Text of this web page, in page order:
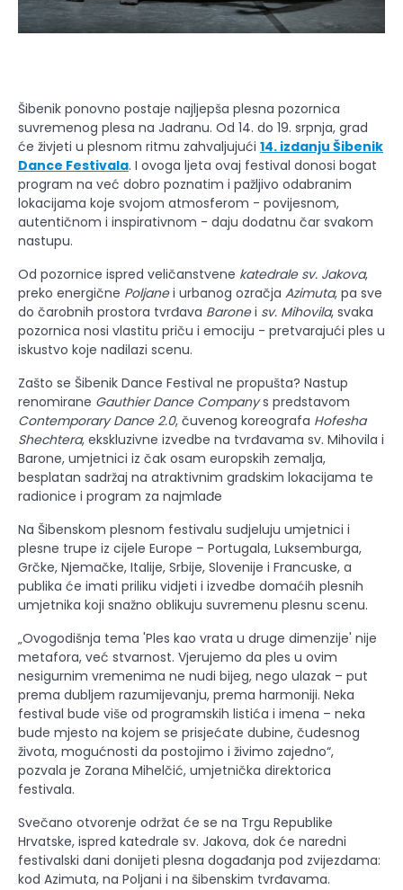
Šibenik ponovno postaje najljepša plesna pozornica
suvremenog plesa na Jadranu. Od 14. do 19. srpnja, grad
će živjeti u plesnom ritmu zahvaljujući 14. izdanju Šibenik
Dance Festivala. I ovoga ljeta ovaj festival donosi bogat
program na već dobro poznatim i pažljivo odabranim
lokacijama koje svojom atmosferom - povijesnom,
autentičnom i inspirativnom - daju dodatnu čar svakom
nastupu.
Od pozornice ispred veličanstvene katedrale sv. Jakova,
preko energične Poljanei urbanog ozračja Azimuta, pa sve
do čarobnih prostora tvrđava Baronei sv. Mihovila, svaka
pozornica nosi vlastitu priču i emociju - pretvarajući ples u
iskustvo koje nadilazi scenu.
Zašto se Šibenik Dance Festival ne propušta? Nastup
renomirane Gauthier Dance Companys predstavom
Contemporary Dance 2.0, čuvenog koreografa Hofesha
Shechtera, ekskluzivne izvedbe na tvrđavama sv. Mihovila i
Barone, umjetnici iz čak osam europskih zemalja,
besplatan sadržaj na atraktivnim gradskim lokacijama te
radionice i program za najmlađe
Na Šibenskom plesnom festivalu sudjeluju umjetnici i
plesne trupe iz cijele Europe – Portugala, Luksemburga,
Grčke, Njemačke, Italije, Srbije, Slovenije i Francuske, a
publika će imati priliku vidjeti i izvedbe domaćih plesnih
umjetnika koji snažno oblikuju suvremenu plesnu scenu.
„Ovogodišnja tema 'Ples kao vrata u druge dimenzije' nije
metafora, već stvarnost. Vjerujemo da ples u ovim
nesigurnim vremenima ne nudi bijeg, nego ulazak – put
prema dubljem razumijevanju, prema harmoniji. Neka
festival bude više od programskih listića i imena – neka
bude mjesto na kojem se prisjećate dubine, čudesnog
života, mogućnosti da postojimo i živimo zajedno“,
pozvala je Zorana Mihelčić, umjetnička direktorica
festivala.
Svečano otvorenje održat će se na Trgu Republike
Hrvatske, ispred katedrale sv. Jakova, dok će naredni
festivalski dani donijeti plesna događanja pod zvijezdama:
kod Azimuta, na Poljani i na šibenskim tvrđavama.